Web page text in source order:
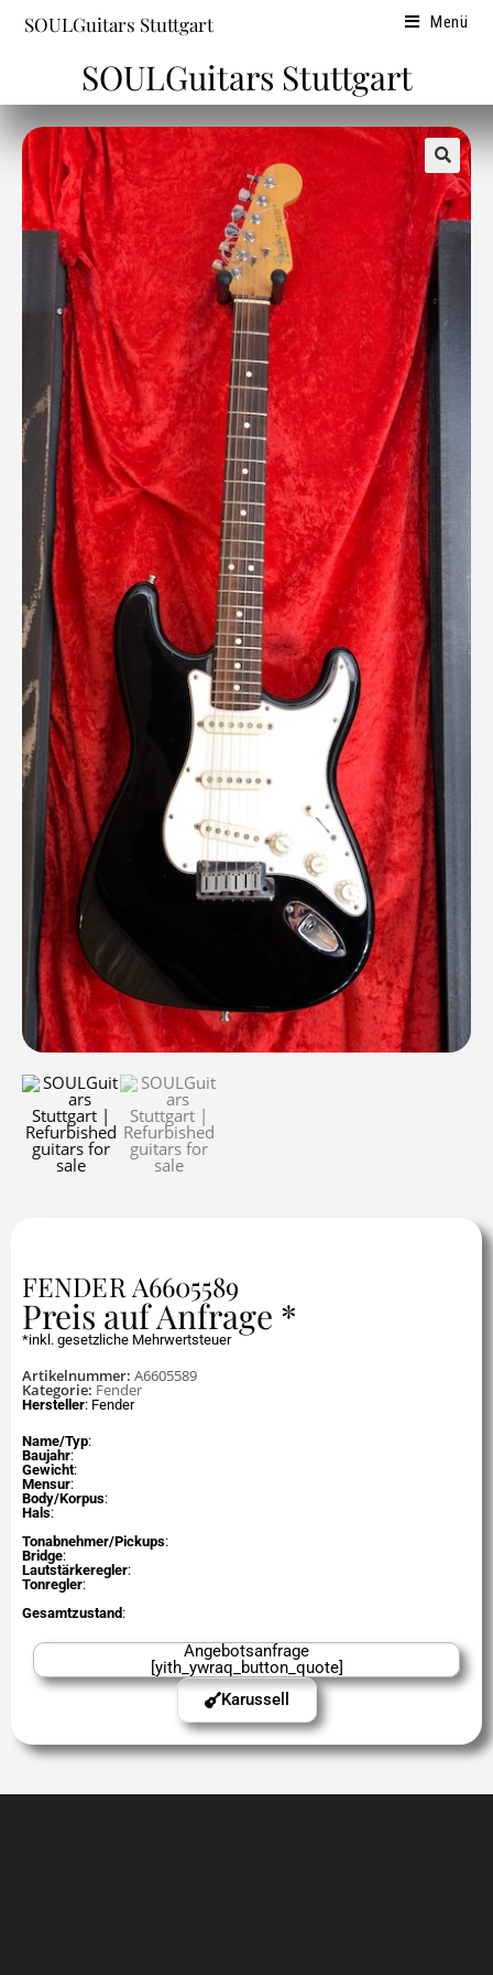
SOULGuitars Stuttgart Menü
SOULGuitars Stuttgart
🔍
FENDER A6605589
Preis auf Anfrage *
*inkl. gesetzliche Mehrwertsteuer
Artikelnummer: A6605589
Kategorie: Fender
Hersteller: Fender
Name/Typ:
Baujahr:
Gewicht:
Mensur:
Body/Korpus:
Hals:
Tonabnehmer/Pickups:
Bridge:
Lautstärkeregler:
Tonregler:
Gesamtzustand :
Angebotsanfrage
[yith_ywraq_button_quote]
Karussell